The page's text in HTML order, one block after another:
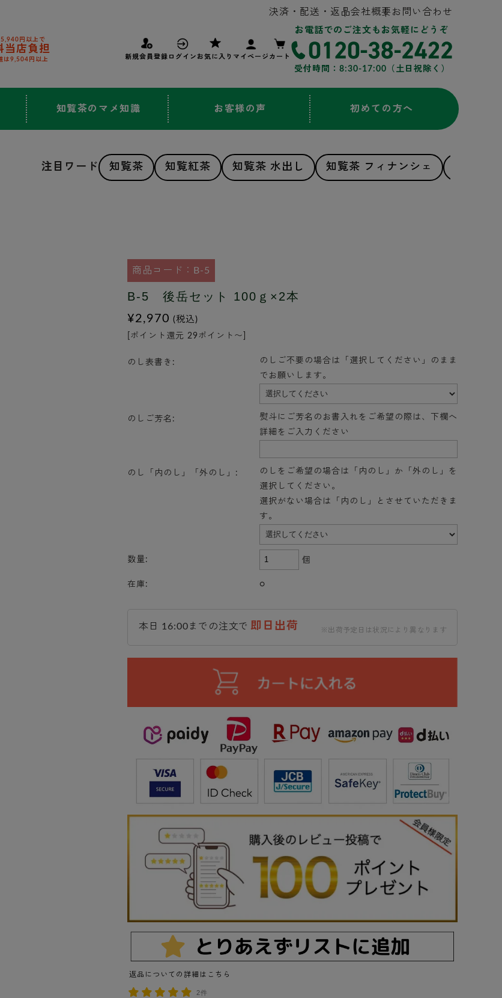
決済・配送・返品会社概要 お問い合わせ
5,940円以上で
当店負担
は9,504円以上 新規会員登録 ログインお気に入り マイページ カート
お電話でのご注文もお気軽にどうぞ
受付時間：8:30-17:00（土日祝除く）
知覧茶のマメ知識 お客様の声 初めての方へ
注目ワード 知覧茶 知覧紅茶 知覧茶 水出し 知覧茶 フィナンシェ
商品コード：B-5
B-5 後岳セット 100ｇ×2本
¥2,970 (税込)
[ポイント還元 29ポイント〜]
のし表書き:
のしご不要の場合は「選択してください」のまま
でお願いします。
のしご芳名:
熨斗にご芳名のお書入れをご希望の際は、下欄へ
詳細をご入力ください
のし「内のし」「外のし」:
のしをご希望の場合は「内のし」か「外のし」を
選択してください。
選択がない場合は「内のし」とさせていただきま
す。
数量: 個
在庫: ○
本日 16:00までの注文で 即日出荷
返品についての詳細はこちら
2件